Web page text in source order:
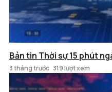
Bản tin Thời sự 15 phút
3 tháng trước 319 lượt xem